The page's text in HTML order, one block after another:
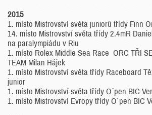
2015
1. místo Mistrovství světa juniorů třídy Finn
14. místo Mistrovství světa třídy 2.4mR
na paralympiádu v Riu
1. místo Rolex Middle Sea Race ORC TŘI
TEAM Milan Hájek
1. místo Mistrovství světa třídy Raceboard
junior
1. místo Mistrovství světa třídy O´pen BIC
1. místo Mistrovství Evropy třídy O´pen BIC